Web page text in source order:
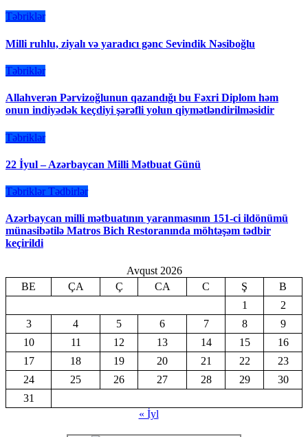
Təbriklər
Milli ruhlu, ziyalı və yaradıcı gənc Sevindik Nəsiboğlu
Təbriklər
Allahverən Pərvizoğlunun qazandığı bu Fəxri Diplom həm
onun indiyədək keçdiyi şərəfli yolun qiymətləndirilməsidir
Təbriklər
22 İyul – Azərbaycan Milli Mətbuat Günü
Təbriklər Tədbirlər
Azərbaycan milli mətbuatının yaranmasının 151-ci ildönümü
münasibətilə Matros Bich Restoranında möhtəşəm tədbir
keçirildi
Avqust 2026
BE
ÇA Ç CA C Ş
B
1
2
3
4 5 6 7 8
9
10
11 12 13 14 15
16
17
18 19 20 21 22
23
24
25 26 27 28 29
30
31
« İyl